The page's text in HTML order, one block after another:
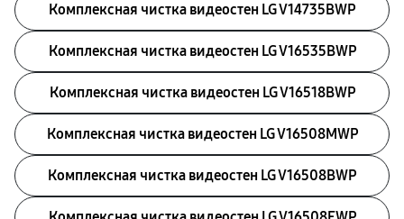
Комплексная чистка видеостен LG V14735BWP
Комплексная чистка видеостен LG V16535BWP
Комплексная чистка видеостен LG V16518BWP
Комплексная чистка видеостен LG V16508MWP
Комплексная чистка видеостен LG V16508BWP